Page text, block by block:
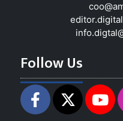
Follow Us